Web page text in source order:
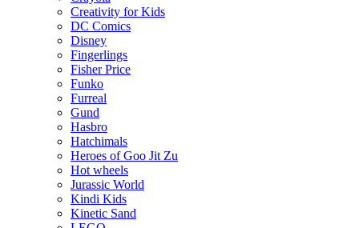
Creativity for Kids
DC Comics
Disney
Fingerlings
Fisher Price
Funko
Furreal
Gund
Hasbro
Hatchimals
Heroes of Goo Jit Zu
Hot wheels
Jurassic World
Kindi Kids
Kinetic Sand